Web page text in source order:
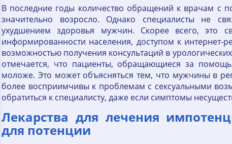
В последние годы количество обращений к врачам с
значительно возросло. Однако специалисты не
ухудшением здоровья мужчин. Скорее всего, это
информированности населения, доступом к интернет-
возможностью получения консультаций в
отмечается, что пациенты, обращающиеся за
моложе. Это может объясняться тем, что мужчины в
более восприимчивы к проблемам с сексуальными
обратиться к специалисту, даже если симптомы
Лекарства для лечения
для потенции